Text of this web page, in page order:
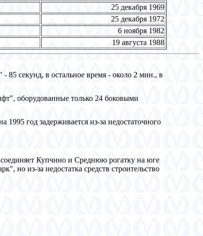
25 декабря 1969
25 декабря 1972
6 ноября 1982
19 августа 1988
85 секунд, в остальное время - около 2 мин., в
оборудованные только 24 боковыми
год задерживается из-за недостаточного
Купчино и Среднюю рогатку на юге
но из-за недостатка средств строительство